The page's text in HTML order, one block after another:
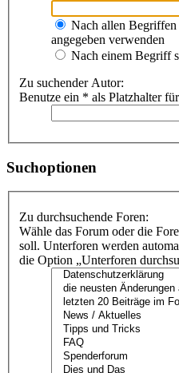
Nach allen Begriffen
angegeben verwenden
Nach einem Begriff
Zu suchender Autor:
Benutze ein * als Platzhalter
Suchoptionen
Zu durchsuchende Foren:
Wähle das Forum oder die
soll. Unterforen werden
die Option „Unterforen